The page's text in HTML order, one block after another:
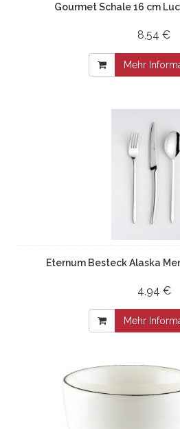
Gourmet Schale 16 cm
8,54 €
Mehr
Eternum Besteck Alaska
4,94 €
Mehr